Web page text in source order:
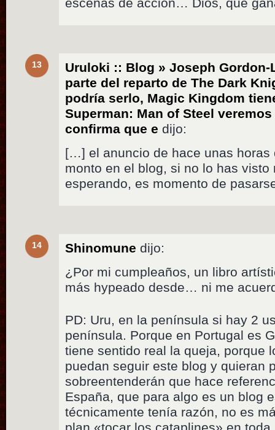
13
Uruloki :: Blog » Joseph
parte del reparto de The Dark
podría serlo, Magic Kingdom
Superman: Man of Steel
confirma que e dijo:
[…] el anuncio de hace unas horas
monto en el blog, si no lo has visto
esperando, es momento de
14 Shinomune dijo:
¿Por mi cumpleaños, un libro
más hypeado desde… ni me
PD: Uru, en la península si hay 2
península. Porque en Portugal es
tiene sentido real la queja, porque
puedan seguir este blog y quieran
sobreentenderán que hace
España, que para algo es un blog
técnicamente tenía razón, no es
plan «tocar los cataplines» en toda